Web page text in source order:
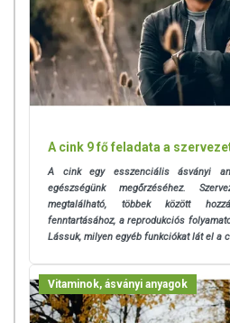
A cink 9 fő feladata a
A cink egy esszenciális ásványi
egészségünk megőrzéséhez.
megtalálható, többek között
fenntartásához, a reprodukciós
Lássuk, milyen egyéb funkciókat lát el a
Vitaminok, ásványi anyagok